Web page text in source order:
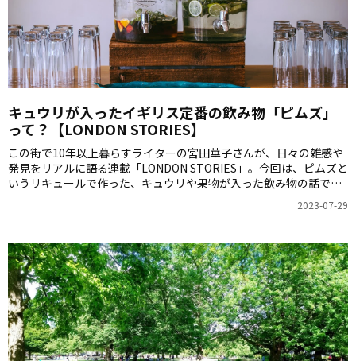
キュウリが入ったイギリス定番の飲み物「ピムズ」
って？【LONDON STORIES】
この街で10年以上暮らすライターの宮田華子さんが、日々の雑感や
発見をリアルに語る連載「LONDON STORIES」。今回は、ピムズと
いうリキュールで作った、キュウリや果物が入った飲み物の話で
2023-07-29